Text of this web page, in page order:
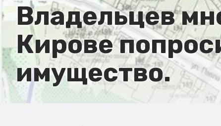
Владельцев
Кирове
имущество.